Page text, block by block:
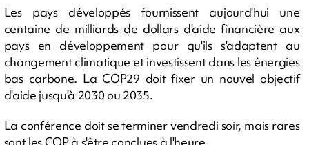
Les pays développés fournissent aujourd'hui une
centaine de milliards de dollars d'aide financière aux
pays en développement pour qu'ils s'adaptent au
changement climatique et investissent dans les énergies
bas carbone. La COP29 doit fixer un nouvel objectif
d'aide jusqu'à 2030 ou 2035.
La conférence doit se terminer vendredi soir, mais rares
sont les COP à s'être conclues à l'heure.